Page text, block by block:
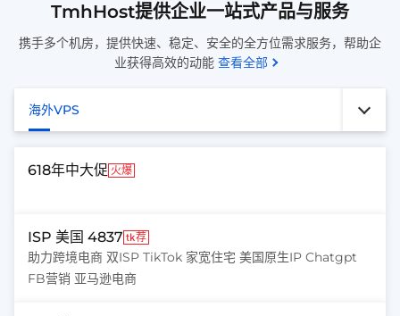
TmhHost提供企业一站式产品与服务
携手多个机房，提供快速、稳定、安全的全方位需求服务，帮助企
业获得高效的动能 查看全部
海外VPS
618年中大促 火爆
ISP 美国 4837 tk荐
助力跨境电商 双ISP TikTok 家宽住宅 美国原生IP Chatgpt
FB营销 亚马逊电商